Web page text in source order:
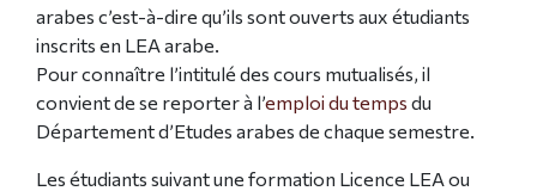
arabes c’est-à-dire qu’ils sont ouverts aux étudiants
inscrits en LEA arabe.
Pour connaître l’intitulé des cours mutualisés, il
convient de se reporter à l’emploi du temps du
Département d’Etudes arabes de chaque semestre.
Les étudiants suivant une formation Licence LEA ou